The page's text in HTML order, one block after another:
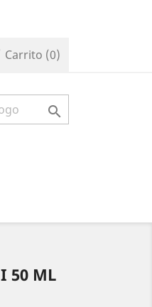
Carrito (0)

50 ML